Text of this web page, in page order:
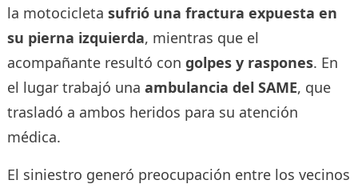
la motocicleta sufrió una fractura expuesta en
su pierna izquierda, mientras que el
acompañante resultó con golpes y raspones. En
el lugar trabajó una ambulancia del SAME, que
trasladó a ambos heridos para su atención
médica.
El siniestro generó preocupación entre los vecinos